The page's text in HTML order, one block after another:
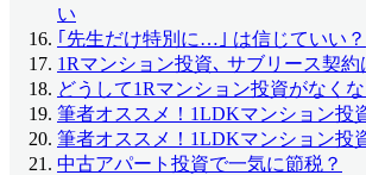
い
｢先生だけ特別に…｣ は信じていい？
1Rマンション投資､ サブリース契約
どうして1Rマンション投資がなく
筆者オススメ！1LDKマンション投
筆者オススメ！1LDKマンション投
中古アパート投資で一気に節税？